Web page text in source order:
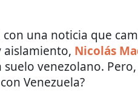
una noticia que
aislamiento, Nicolás
venezolano.
Venezuela?